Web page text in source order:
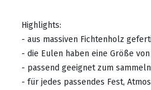
Highlights:
- aus massiven Fichtenholz
- die Eulen haben eine Größe
- passend geeignet zum
- für jedes passendes Fest,